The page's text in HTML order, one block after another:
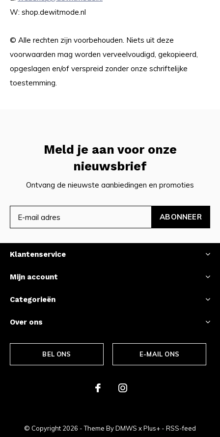
W: shop.dewitmode.nl
© Alle rechten zijn voorbehouden. Niets uit deze
voorwaarden mag worden verveelvoudigd, gekopieerd,
opgeslagen en/of verspreid zonder onze schriftelijke
toestemming.
Meld je aan voor onze
nieuwsbrief
Ontvang de nieuwste aanbiedingen en promoties
ABONNEER
Klantenservice
Mijn account
Categorieën
Over ons
BEL ONS E-MAIL ONS
© Copyright 2026 - Theme ByDMWS xPlus+ - RSS-feed